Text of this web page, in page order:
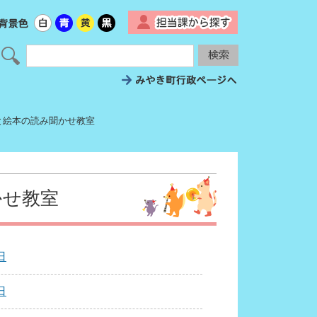
本の読み聞かせ教室
教室